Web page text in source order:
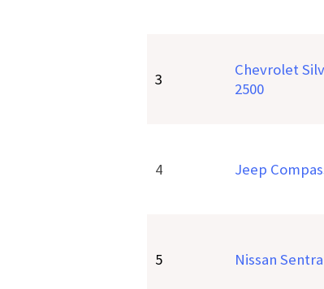
3
Chevrolet
2500
4 Jeep
5 Nissan Sentra